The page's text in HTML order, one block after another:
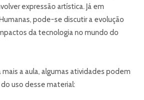
expressão artística. Já em
pode-se discutir a evolução
da tecnologia no mundo do
mais a aula, algumas atividades podem
uso desse material: